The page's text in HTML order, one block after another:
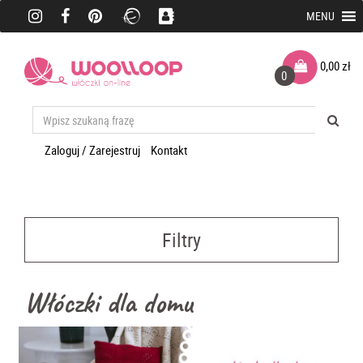
Zaloguj / Zarejestruj Kontakt
0
0,00zł
MENU
Filtry
Włóczki dla domu